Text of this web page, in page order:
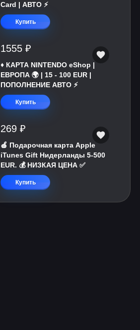
Card | АВТО ⚡
Купить
1555 ₽
♦️ КАРТА NINTENDO eShop |
ЕВРОПА 🌍 | 15 - 100 EUR |
ПОПОЛНЕНИЕ АВТО ⚡
Купить
269 ₽
🍎 Подарочная карта Apple
iTunes Gift Нидерланды 5-500
EUR. 💰 НИЗКАЯ ЦЕНА ✅
Купить